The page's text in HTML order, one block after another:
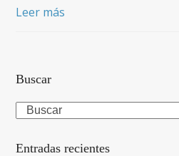
Leer más
Buscar
Search
Entradas recientes